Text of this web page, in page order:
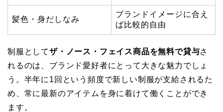
髪色・身だしなみ
ブランドイメージに合え
ば比較的自由
制服としてザ・ノース・フェイス商品を無料で貸与さ
れるのは、ブランド愛好者にとって大きな魅力でしょ
う。半年に1回という頻度で新しい制服が支給されるた
め、常に最新のアイテムを身に着けて働くことができ
ます。